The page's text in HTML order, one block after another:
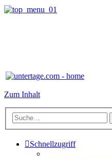
Zum Inhalt
Schnellzugriff